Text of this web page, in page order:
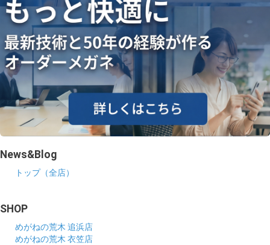
News&Blog
トップ（全店）
SHOP
めがねの荒木 追浜店
めがねの荒木 衣笠店